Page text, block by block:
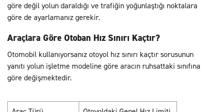
göre değil yolun daraldığı ve trafiğin yoğunlaştığı noktalara
göre de ayarlamanız gerekir.
Araçlara Göre Otoban Hız Sınırı Kaçtır?
Otomobil kullanıyorsanız otoyol hız sınırı kaçtır sorusunun
yanıtı yolun işletme modeline göre aracın ruhsattaki sınıfına
göre değişmektedir.